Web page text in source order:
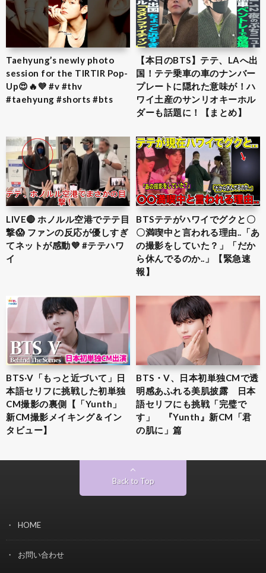
Taehyung’s newly photo
session for the TIRTIR Pop-
Up😍🔥💜 #v #thv
#taehyung #shorts #bts
【本日のBTS】テテ、LAへ出
国！テテ乗車の車のナンバー
プレートに隠れた意味が！ハ
ワイ土産のサンリオキーホル
ダーも話題に！【まとめ】
LIVE🔴 ホノルル空港でテテ目
撃😱 ファンの反応が優しすぎ
てネットが感動💜 #テテハワ
イ
BTSテテがハワイでグクと〇
〇満喫中と言われる理由..「あ
の撮影をしていた？」「だか
ら休んでるのか..」【緊急速
報】
BTS‧V「もっと近づいて」日
本語セリフに挑戦した初単独
CM撮影の裏側【「Yunth」
新CM撮影メイキング＆イン
タビュー】
BTS・V、日本初単独CMで透
明感あふれる美肌披露 日本
語セリフにも挑戦「完璧で
す」 『Yunth』新CM「君
の肌に」篇
Back to Top
HOME
お問い合わせ